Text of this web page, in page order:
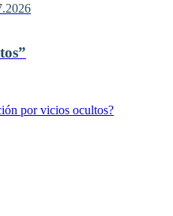
por vicios ocultos?